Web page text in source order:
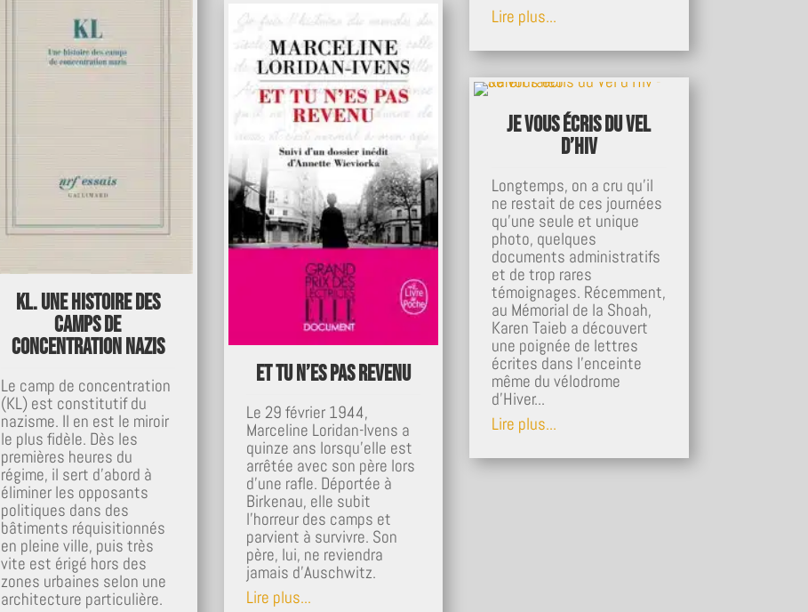
Lire plus...
KL. Une histoire des
camps de
concentration nazis
Le camp de concentration
(KL) est constitutif du
nazisme. Il en est le miroir
le plus fidèle. Dès les
premières heures du
régime, il sert d'abord à
éliminer les opposants
politiques dans des
bâtiments réquisitionnés
en pleine ville, puis très
vite est érigé hors des
zones urbaines selon une
architecture particulière.
Et tu n’es pas revenu
Le 29 février 1944,
Marceline Loridan-Ivens a
quinze ans lorsqu’elle est
arrêtée avec son père lors
d’une rafle. Déportée à
Birkenau, elle subit
l’horreur des camps et
parvient à survivre. Son
père, lui, ne reviendra
jamais d’Auschwitz.
Lire plus...
Je vous écris du Vel
d’Hiv
Longtemps, on a cru qu'il
ne restait de ces journées
qu'une seule et unique
photo, quelques
documents administratifs
et de trop rares
témoignages. Récemment,
au Mémorial de la Shoah,
Karen Taieb a découvert
une poignée de lettres
écrites dans l'enceinte
même du vélodrome
d'Hiver...
Lire plus...